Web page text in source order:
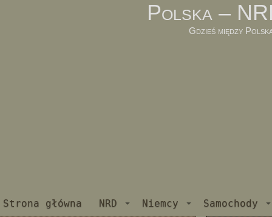
Polska –
Gdzieś między
Strona główna NRD Niemcy Samochody